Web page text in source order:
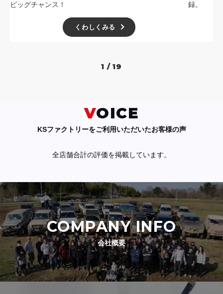
ビッグチャンス！
くわしくみる
録。
1 / 19
VOICE
KSファクトリーをご利用いただいたお客様の声
全店舗合計の評価を掲載しています。
COMPANY INFO
会社概要